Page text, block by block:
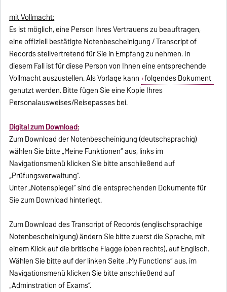
mit Vollmacht:
Es ist möglich, eine Person Ihres Vertrauens zu beauftragen,
eine offiziell bestätigte Notenbescheinigung / Transcript of
Records stellvertretend für Sie in Empfang zu nehmen. In
diesem Fall ist für diese Person von Ihnen eine entsprechende
Vollmacht auszustellen. Als Vorlage kann folgendes Dokument
genutzt werden. Bitte fügen Sie eine Kopie Ihres
Personalausweises/Reisepasses bei.
Digital zum Download:
Zum Download der Notenbescheinigung (deutschsprachig)
wählen Sie bitte „Meine Funktionen“ aus, links im
Navigationsmenü klicken Sie bitte anschließend auf
„Prüfungsverwaltung“.
Unter „Notenspiegel“ sind die entsprechenden Dokumente für
Sie zum Download hinterlegt.
Zum Download des Transcript of Records (englischsprachige
Notenbescheinigung) ändern Sie bitte zuerst die Sprache, mit
einem Klick auf die britische Flagge (oben rechts), auf Englisch.
Wählen Sie bitte auf der linken Seite „My Functions“ aus, im
Navigationsmenü klicken Sie bitte anschließend auf
„Adminstration of Exams“.